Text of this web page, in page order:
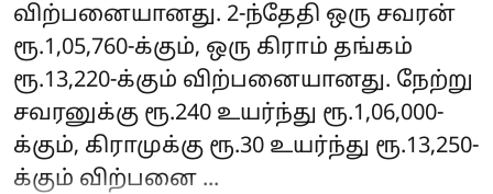
விற்பனையானது. 2-ந்தேதி ஒரு சவரன்
ரூ.1,05,760-க்கும், ஒரு கிராம் தங்கம்
ரூ.13,220-க்கும் விற்பனையானது. நேற்று
சவரனுக்கு ரூ.240 உயர்ந்து ரூ.1,06,000-
க்கும், கிராமுக்கு ரூ.30 உயர்ந்து ரூ.13,250-
க்கும் விற்பனை ...